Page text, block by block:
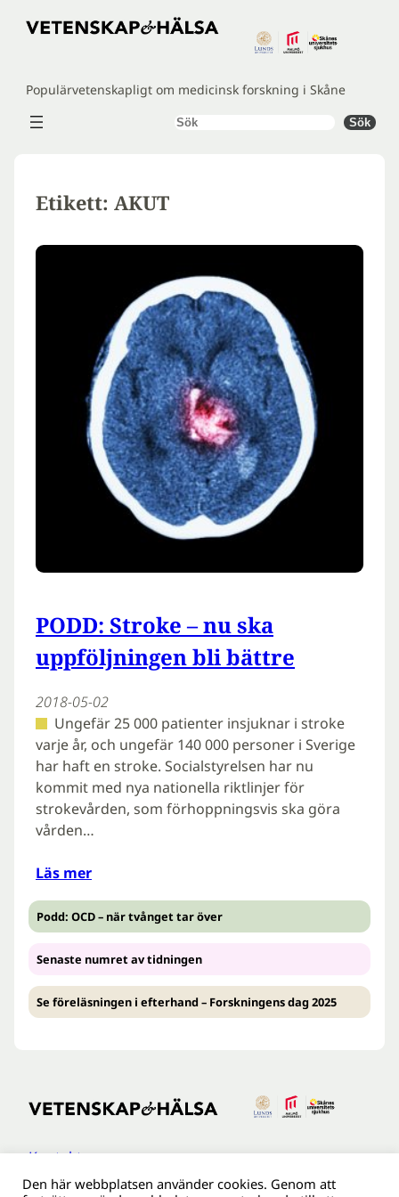
Hoppa
Populärvetenskapligt om medicinsk forskning i Skåne
Sök Sök
Etikett: AKUT
PODD: Stroke – nu ska
uppföljningen bli bättre
2018-05-02
Ungefär 25 000 patienter insjuknar i stroke
varje år, och ungefär 140 000 personer i Sverige
har haft en stroke. Socialstyrelsen har nu
kommit med nya nationella riktlinjer för
strokevården, som förhoppningsvis ska göra
vården…
Läs mer
Podd: OCD – när tvånget tar över
Senaste numret av tidningen
Se föreläsningen i efterhand – Forskningens dag 2025
Kontakt
Tillgänglighetsredogöreldse
Den här webbplatsen använder cookies. Genom att